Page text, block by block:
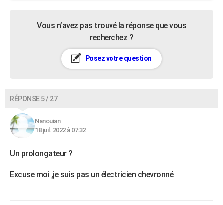
Vous n’avez pas trouvé la réponse que vous
recherchez ?
Posez votre question
RÉPONSE 5 / 27
Nanouian
18 juil. 2022 à 07:32
Un prolongateur ?
Excuse moi ,je suis pas un électricien chevronné